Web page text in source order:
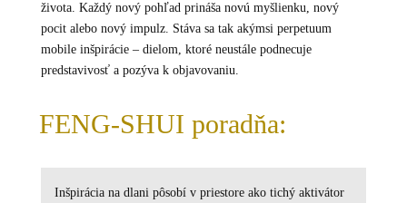
života. Každý nový pohľad prináša novú myšlienku, nový
pocit alebo nový impulz. Stáva sa tak akýmsi perpetuum
mobile inšpirácie – dielom, ktoré neustále podnecuje
predstavivosť a pozýva k objavovaniu.
FENG-SHUI poradňa:
Inšpirácia na dlani pôsobí v priestore ako tichý aktivátor